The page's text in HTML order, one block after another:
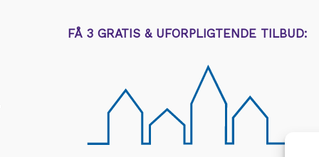
FÅ 3 GRATIS & UFORPLIGTENDE TILBUD: